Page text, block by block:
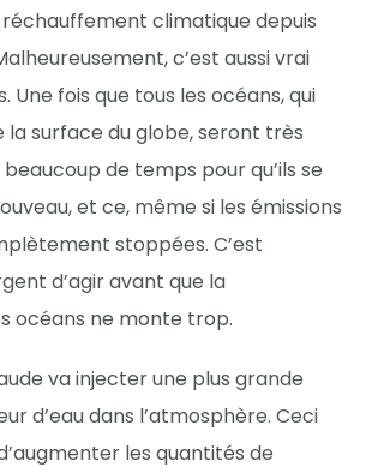
climatique depuis
c’est aussi vrai
Une fois que tous les océans, qui
la surface du globe, seront très
de temps pour qu’ils se
et ce, même si les émissions
stoppées. C’est
d’agir avant que la
océans ne monte trop.
va injecter une plus grande
d’eau dans l’atmosphère. Ceci
les quantités de